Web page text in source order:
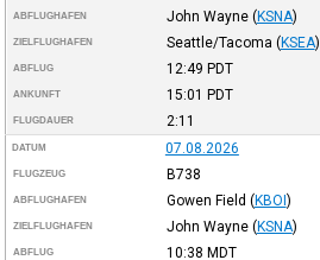
ABFLUGHAFEN John Wayne (KSNA)
ZIELFLUGHAFEN Seattle/Tacoma (KSEA)
ABFLUG 12:49 PDT
ANKUNFT 15:01 PDT
FLUGDAUER 2:11
DATUM 07.08.2026
FLUGZEUG B738
ABFLUGHAFEN Gowen Field (KBOI)
ZIELFLUGHAFEN John Wayne (KSNA)
ABFLUG 10:38 MDT